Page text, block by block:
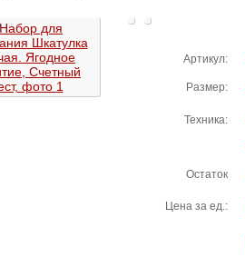
Артикул:
Размер:
Техника:
Остаток
Цена за ед.: